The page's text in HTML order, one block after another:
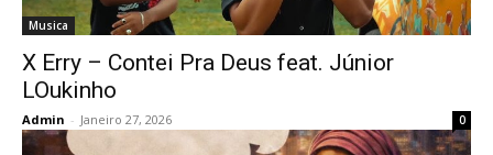
Musica
X Erry – Contei Pra Deus feat. Júnior
LOukinho
Admin - Janeiro 27, 2026 0